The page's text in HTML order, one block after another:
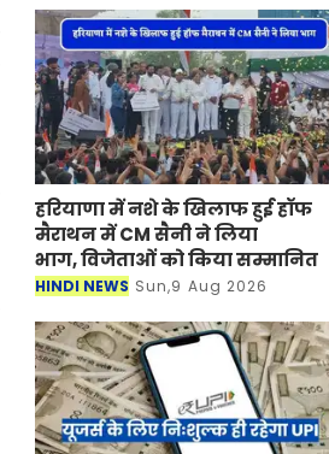
हरियाणा में नशे के खिलाफ हुई हॉफ
मैराथन में CM सैनी ने लिया
भाग, विजेताओं को किया सम्मानित
HINDI NEWS Sun,9 Aug 2026